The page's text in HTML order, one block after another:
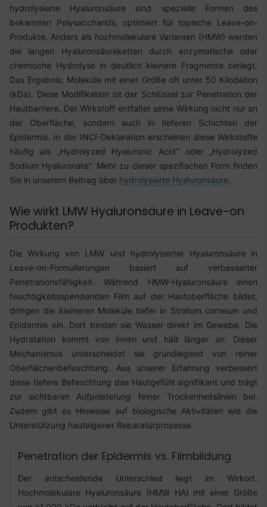
hydrolysierte Hyaluronsäure sind spezielle Formen des
bekannten Polysaccharids, optimiert für topische Leave-on-
Produkte. Anders als hochmolekulare Varianten (HMW) werden
die langen Hyaluronsäureketten durch enzymatische oder
chemische Hydrolyse in deutlich kleinere Fragmente zerlegt.
Das Ergebnis: Moleküle mit einer Größe oft unter 50 Kilodalton
(kDa). Diese Modifikation ist der Schlüssel zur Penetration der
Hautbarriere. Der Wirkstoff entfaltet seine Wirkung nicht nur an
der Oberfläche, sondern auch in tieferen Schichten der
Epidermis. In der INCI-Deklaration erscheinen diese Wirkstoffe
häufig als „Hydrolyzed Hyaluronic Acid“ oder „Hydrolyzed
Sodium Hyaluronate“. Mehr zu dieser spezifischen Form finden
Sie in unserem Beitrag über hydrolysierte Hyaluronsäure.
Wie wirkt LMW Hyaluronsäure in Leave-on
Produkten?
Die Wirkung von LMW und hydrolysierter Hyaluronsäure in
Leave-on-Formulierungen basiert auf verbesserter
Penetrationsfähigkeit. Während HMW-Hyaluronsäure einen
feuchtigkeitsspendenden Film auf der Hautoberfläche bildet,
dringen die kleineren Moleküle tiefer in Stratum corneum und
Epidermis ein. Dort binden sie Wasser direkt im Gewebe. Die
Hydratation kommt von innen und hält länger an. Dieser
Mechanismus unterscheidet sie grundlegend von reiner
Oberflächenbefeuchtung. Aus unserer Erfahrung verbessert
diese tiefere Befeuchtung das Hautgefühl signifikant und trägt
zur sichtbaren Aufpolsterung feiner Trockenheitslinien bei.
Zudem gibt es Hinweise auf biologische Aktivitäten wie die
Unterstützung hauteigener Reparaturprozesse.
Penetration der Epidermis vs. Filmbildung
Der entscheidende Unterschied liegt im Wirkort.
Hochmolekulare Hyaluronsäure (HMW HA) mit einer Größe